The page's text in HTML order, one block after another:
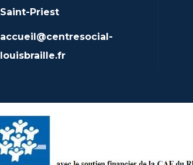
Saint-Priest
accueil@centresocial-
louisbraille.fr